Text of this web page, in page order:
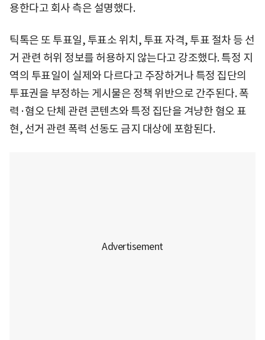
용한다고 회사 측은 설명했다.
틱톡은 또 투표일, 투표소 위치, 투표 자격, 투표 절차 등 선
거 관련 허위 정보를 허용하지 않는다고 강조했다. 특정 지
역의 투표일이 실제와 다르다고 주장하거나 특정 집단의
투표권을 부정하는 게시물은 정책 위반으로 간주된다. 폭
력·혐오 단체 관련 콘텐츠와 특정 집단을 겨냥한 혐오 표
현, 선거 관련 폭력 선동도 금지 대상에 포함된다.